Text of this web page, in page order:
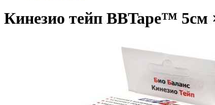
Кинезио тейп BBTape™